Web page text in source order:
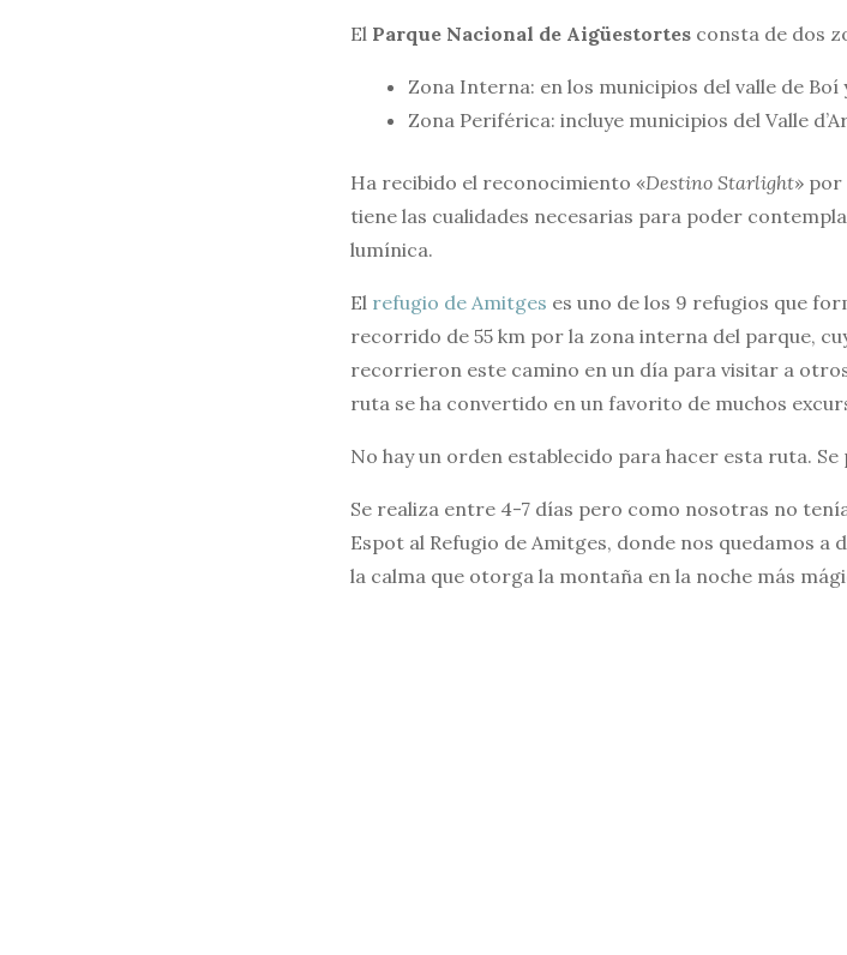
El Parque Nacional de Aigüestortes consta de dos
Zona Interna: en los municipios del valle de Boí
Zona Periférica: incluye municipios del Valle
Ha recibido el reconocimiento «Destino Starlight»
tiene las cualidades necesarias para poder
lumínica.
El refugio de Amitges es uno de los 9 refugios que
recorrido de 55 km por la zona interna del parque,
recorrieron este camino en un día para visitar a
ruta se ha convertido en un favorito de muchos
No hay un orden establecido para hacer esta ruta.
Se realiza entre 4-7 días pero como nosotras no
Espot al Refugio de Amitges, donde nos quedamos
la calma que otorga la montaña en la noche más